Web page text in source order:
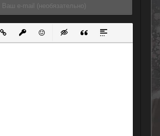
списоксписок
ссылку
Вставить защищенную ссылку
Вставить смайлик
Вставка скрытого текста
Вставка цитаты
Вставка спойлера